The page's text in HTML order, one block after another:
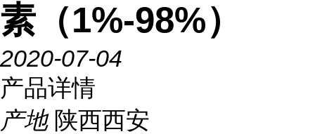
素（1%-98%）
2020-07-04
产品详情
产地 陕西西安